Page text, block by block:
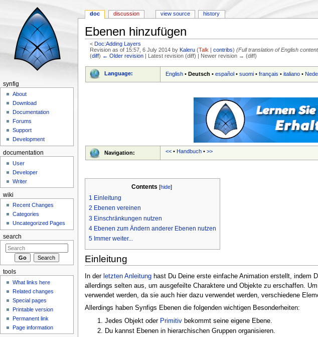
Ebenen hinzufügen
<Doc:Adding Layers
Revision as of 15:57, 6 July 2014 byKaleru (Talk |contribs) (Full translation of English
(diff) ← Older revision | Latest revision (diff) | Newer revision → (diff)
Language: English •Deutsch •español •suomi •français •italiano •
Navigation: << • Handbuch •>>
Contents [hide]
1 Einleitung
2 Ebenen vereinen
3 Einschränkungen nutzen
4 Ebenen zum Ändern anderer Ebenen nutzen
5 Immer weiter...
Einleitung
In der letzten Anleitunghast Du Deine erste einfache Animation erstellt, indem
allerdings selten aus, um ausgefeilte Charaktere und Objekte zu erschaffen.
verwendet werden, da sie auch hier dazu verwendet werden, verschiedene
Allerdings haben Synfigs Ebenen die folgenden wichtigen Besonderheiten:
Jedes Objekt oder Primitiv bekommt seine eigene Ebene.
Du kannst Ebenen in hierarchischen Gruppen organisieren.
doc discussion view source history
synfig
About
Download
Documentation
Forums
Support
Development
documentation
User
Developer
Writer
wiki
Recent Changes
Categories
Uncategorized Pages
search
tools
What links here
Related changes
Special pages
Printable version
Permanent link
Page information